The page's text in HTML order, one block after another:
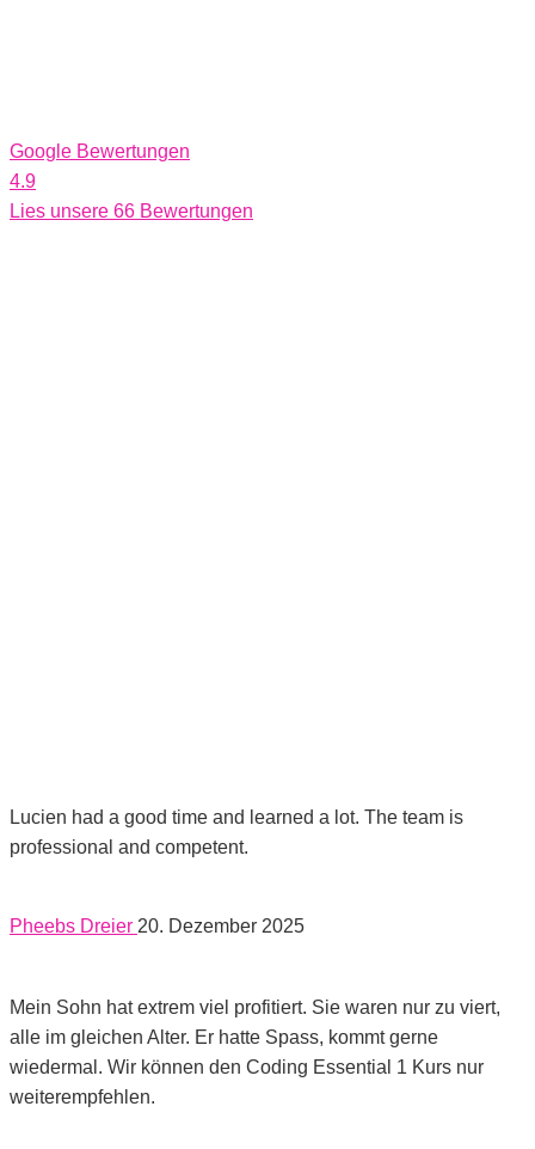
Google Bewertungen
4.9
Lies unsere 66 Bewertungen
Lucien had a good time and learned a lot. The team is
professional and competent.
Pheebs Dreier 20. Dezember 2025
Mein Sohn hat extrem viel profitiert. Sie waren nur zu viert,
alle im gleichen Alter. Er hatte Spass, kommt gerne
wiedermal. Wir können den Coding Essential 1 Kurs nur
weiterempfehlen.